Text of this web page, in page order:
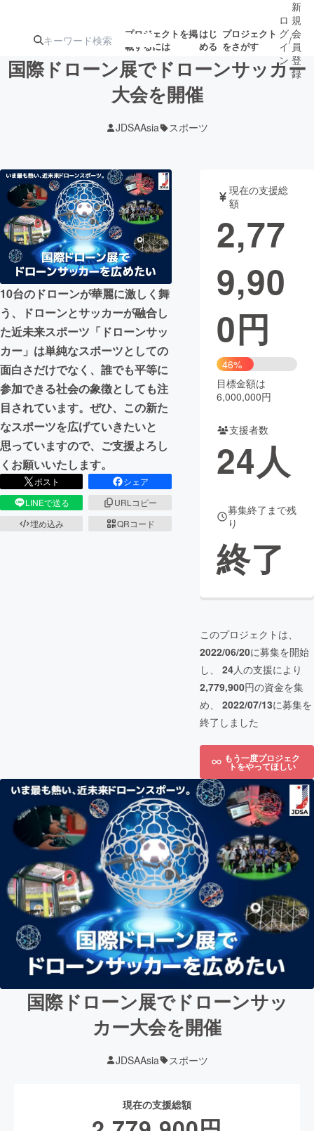
プロジェクトを掲
載するには
はじ
める
プロジェクト
をさがす
ジェクト
ロジェクト
アート・写真 音楽
テクノロジー・ガジェット ゲーム・サ
映像・映画
ビジネス・起業
まちづくり・地域活性化
CAMPFIRE for Social Good
CAMPFIRE Creation
CAMPFIREふるさと納税machi-ya コミュニティ
ロ
グ
イ
ン
/
新
規
会
員
登
録
国際ドローン展でドローンサッカー
大会を開催
JDSAAsia スポーツ
10台のドローンが華麗に激しく舞
う、ドローンとサッカーが融合し
た近未来スポーツ「ドローンサッ
カー」は単純なスポーツとしての
面白さだけでなく、誰でも平等に
参加できる社会の象徴としても注
目されています。ぜひ、この新た
なスポーツを広げていきたいと
思っていますので、ご支援よろし
くお願いいたします。
ポスト
シェア
LINEで送る
URLコピー
埋め込み
QRコード
現在の支援総
額
2,77
9,90
0円
46%
目標金額は
6,000,000円
支援者数
24人
募集終了まで残
り
終了
このプロジェクトは、
2022/06/20に募集を開始
し、 24人の支援により
2,779,900円の資金を集
め、 2022/07/13に募集を
終了しました
もう一度プロジェク
トをやってほしい
国際ドローン展でドローンサッ
カー大会を開催
JDSAAsia スポーツ
現在の支援総額